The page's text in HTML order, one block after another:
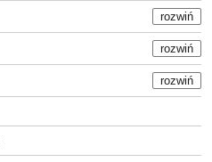
rozwiń
rozwiń
rozwiń